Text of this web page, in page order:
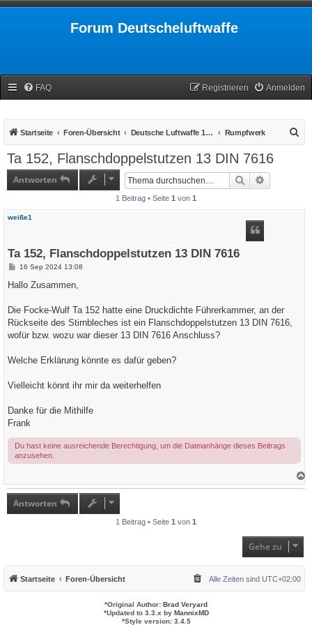
Forum Deutscheluftwaffe
FAQ Anmelden
Registrieren
Startseite Foren-Übersicht Deutsche Luftwaffe 1939-1945 Rumpfwerk
Ta 152, Flanschdoppelstutzen 13 DIN 7616
Antworten Suche
1 Beitrag • Seite 1 von 1
weiße1
Ta 152, Flanschdoppelstutzen 13 DIN 7616
B
i
a
16 Sep 2024 13:08
Hallo Zusammen,
Die Focke-Wulf Ta 152 hatte eine Druckdichte Führerkammer, an der
Rückseite des Stirnbleches ist ein Flanschdoppelstutzen 13 DIN 7616,
wofür bzw. wozu war dieser 13 DIN 7616 Anschluss?
Welche Erklärung könnte es dafür geben?
Vielleicht könnt ihr mir da weiterhelfen
Danke für die Mithilfe
Frank
Du hast keine ausreichende Berechtigung, um die Dateianhänge dieses Beitrags
anzusehen.
Antworten
1 Beitrag • Seite 1 von 1
Gehe zu
Startseite Foren-Übersicht Alle Zeiten sind UTC+02:00
*Original Author: Brad Veryard
*Updated to 3.3.x by MannixMD
*Style version: 3.4.5